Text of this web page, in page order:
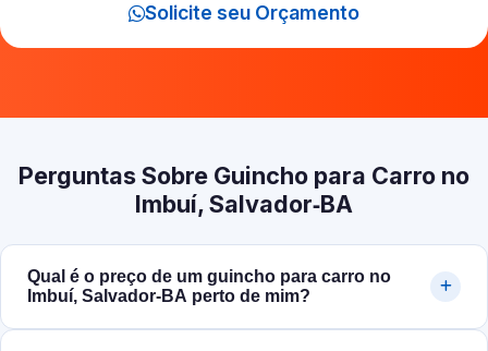
Solicite seu Orçamento
Perguntas Sobre Guincho para Carro no
Imbuí, Salvador‑BA
Qual é o preço de um guincho para carro no
Imbuí, Salvador‑BA perto de mim?